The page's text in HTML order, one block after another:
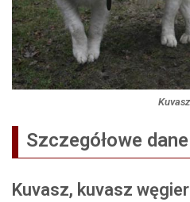
Szczegółowe
Kuvasz, kuvasz